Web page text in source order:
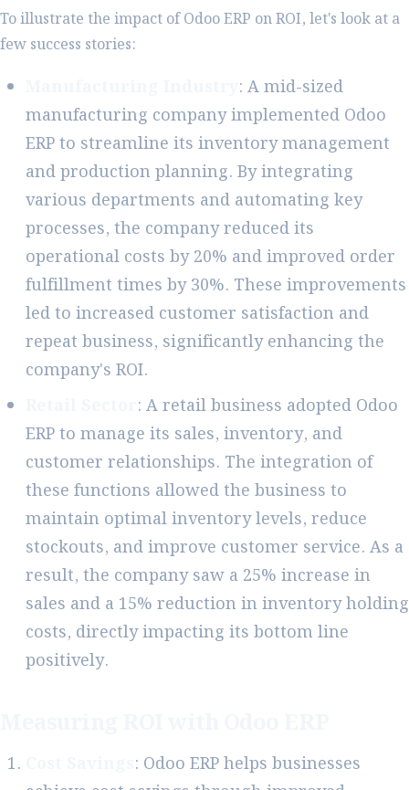
To illustrate the impact of Odoo ERP on ROI, let's look at a
few success stories:
: A mid-sized
manufacturing company implemented Odoo
ERP to streamline its inventory management
and production planning. By integrating
various departments and automating key
processes, the company reduced its
operational costs by 20% and improved order
fulfillment times by 30%. These improvements
led to increased customer satisfaction and
repeat business, significantly enhancing the
company's ROI.
: A retail business adopted Odoo
ERP to manage its sales, inventory, and
customer relationships. The integration of
these functions allowed the business to
maintain optimal inventory levels, reduce
stockouts, and improve customer service. As a
result, the company saw a 25% increase in
sales and a 15% reduction in inventory holding
costs, directly impacting its bottom line
positively.
: Odoo ERP helps businesses